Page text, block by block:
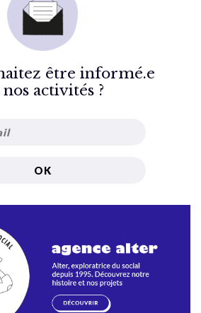
être informé.e
activités ?